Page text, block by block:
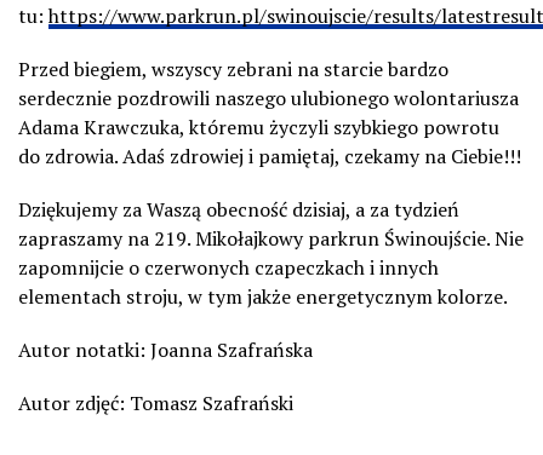
tu:https://www.parkrun.pl/swinoujscie/results/
Przed biegiem, wszyscy zebrani na starcie bardzo
serdecznie pozdrowili naszego ulubionego wolontariusza
Adama Krawczuka, któremu życzyli szybkiego powrotu
do zdrowia. Adaś zdrowiej i pamiętaj, czekamy na Ciebie!!!
Dziękujemy za Waszą obecność dzisiaj, a za tydzień
zapraszamy na 219. Mikołajkowy parkrun Świnoujście. Nie
zapomnijcie o czerwonych czapeczkach i innych
elementach stroju, w tym jakże energetycznym kolorze.
Autor notatki: Joanna Szafrańska
Autor zdjęć: Tomasz Szafrański